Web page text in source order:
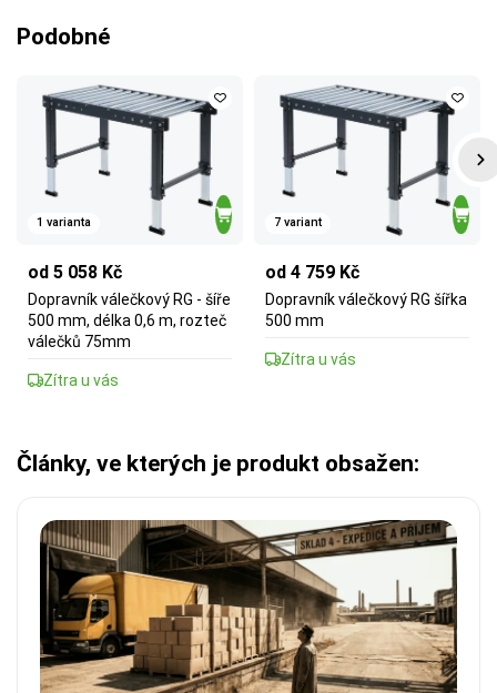
Podobné
1 varianta
od 5 058 Kč
Dopravník válečkový RG - šíře
500 mm, délka 0,6 m, rozteč
válečků 75mm
Zítra u vás
7 variant
od 4 759 Kč
Dopravník válečkový RG šířka
500 mm
Zítra u vás
Články, ve kterých je produkt obsažen: